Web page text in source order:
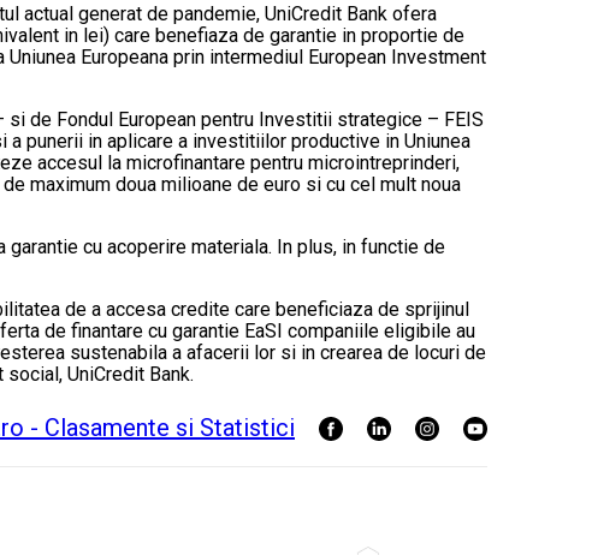
actual generat de pandemie, UniCredit Bank ofera
in lei) care benefiaza de garantie in proportie de
Europeana prin intermediul European Investment
de Fondul European pentru Investitii strategice – FEIS
punerii in aplicare a investitiilor productive in Uniunea
accesul la microfinantare pentru microintreprinderi,
maximum doua milioane de euro si cu cel mult noua
cu acoperire materiala. In plus, in functie de
de a accesa credite care beneficiaza de sprijinul
de finantare cu garantie EaSI companiile eligibile au
sustenabila a afacerii lor si in crearea de locuri de
UniCredit Bank.